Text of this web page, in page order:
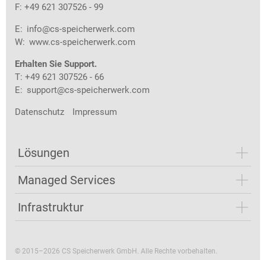
F: +49 621 307526 - 99
E: info@cs-speicherwerk.com
W: www.cs-speicherwerk.com
Erhalten Sie Support.
T: +49 621 307526 - 66
E: support@cs-speicherwerk.com
Datenschutz Impressum
Lösungen
Managed Services
Infrastruktur
© 2015–2026 CS Speicherwerk GmbH. Alle Rechte vorbehalten.